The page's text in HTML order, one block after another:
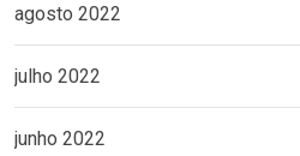
agosto 2022
julho 2022
junho 2022